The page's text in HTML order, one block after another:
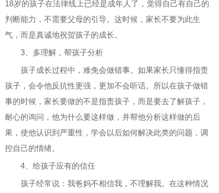
18岁的孩子在法律线上已经是成年人了，觉得自己有自己的
判断能力，不需要父母的引导。这时候，家长不要为此生
气，而是真诚地祝贺孩子的成长。
3、多理解，帮孩子分析
孩子成长过程中，难免会做错事。如果家长只懂得指责
孩子，会令他反抗性更强，更加不会听话。所以在孩子做错
事的时候，家长要做的不是指责孩子，而是要去了解孩子，
耐心的询问，他为什么要这样做，并帮他分析这样做的后
果，使他认识到严重性，学会以后如何解决此类的问题，调
控自己的情绪。
4、给孩子应有的信任
孩子经常说：我爸妈不相信我，不理解我。在这种情况